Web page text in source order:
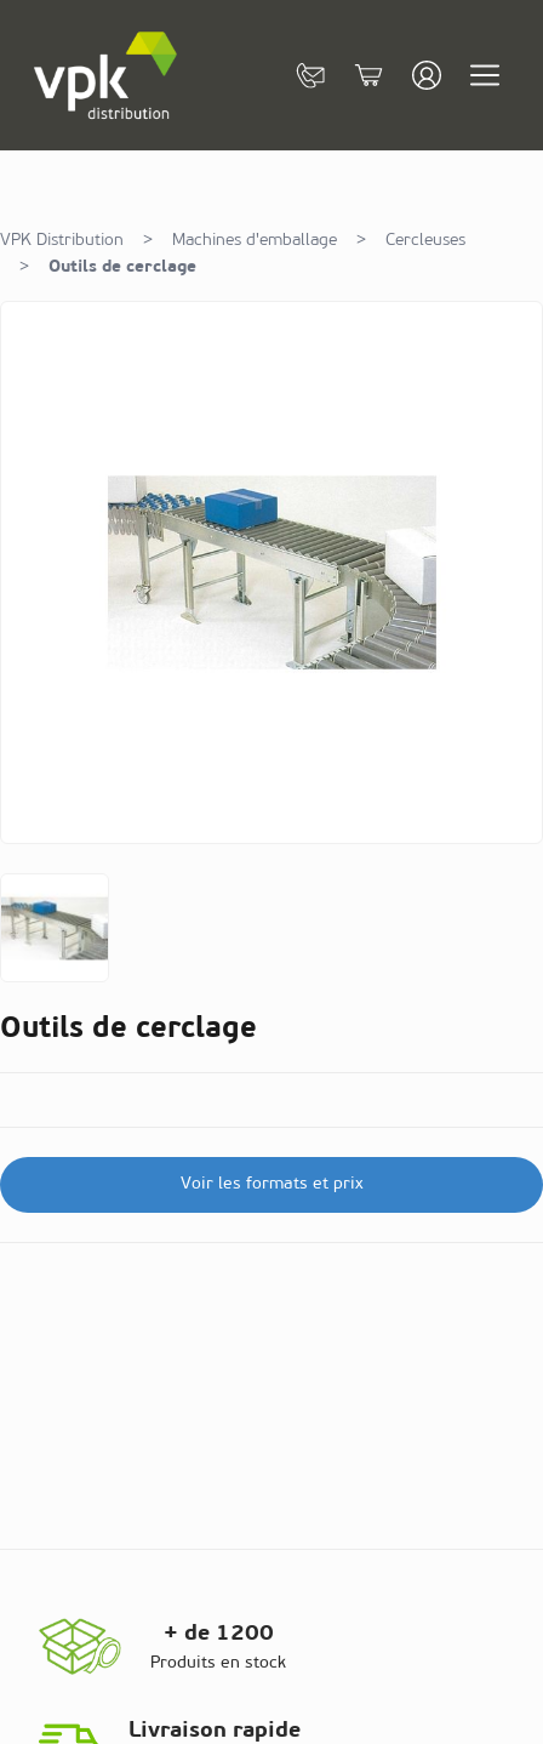
ContactCart
VPK Distribution > Machines d'emballage >
Cercleuses
>
Outils de cerclage
Outils de cerclage
Voir les formats et prix
+ de 1200
Produits en stock
Livraison rapide